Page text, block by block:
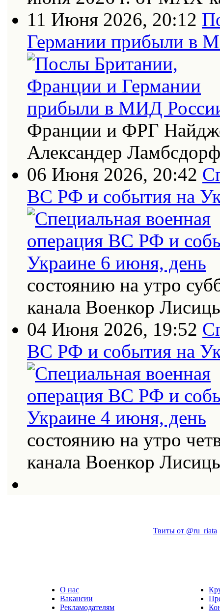
11 Июня 2026, 20:12
Германии прибыли в
Франции и ФРГ
Александер
06 Июня 2026, 20:42
ВС РФ и события на
состоянию на утро
канала Военкор
04 Июня 2026, 19:52
ВС РФ и события на
состоянию на утро
канала Военкор
Твиты от @ru_riata
О нас
Вакансии
Рекламодателям